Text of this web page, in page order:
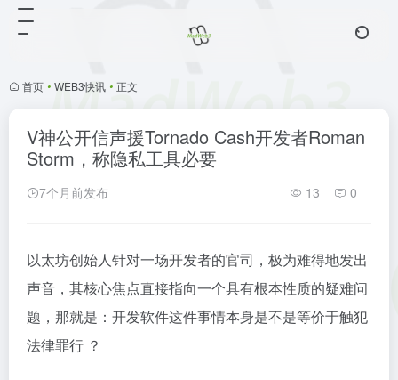
首页 • WEB3快讯 • 正文
V神公开信声援Tornado Cash开发者Roman
Storm，称隐私工具必要
7个月前发布 13 0
以太坊创始人针对一场开发者的官司，极为难得地发出
声音，其核心焦点直接指向一个具有根本性质的疑难问
题，那就是：开发软件这件事情本身是不是等价于触犯
法律罪行 ？